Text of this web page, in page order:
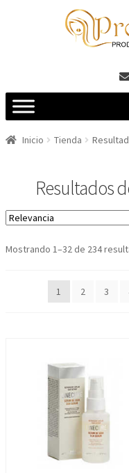
Inicio Tienda
Resultados
Mostrando 1–32 de 234
1 2 3